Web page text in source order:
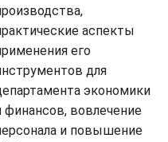
аспекты
его
для
экономики
финансов, вовлечение
и повышение